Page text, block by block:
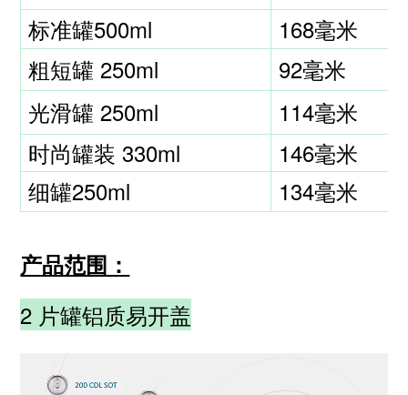
标准罐500ml
168毫米
粗短罐 250ml
92毫米
光滑罐 250ml
114毫米
时尚罐装 330ml
146毫米
细罐250ml
134毫米
产品范围：
2 片罐铝质易开盖